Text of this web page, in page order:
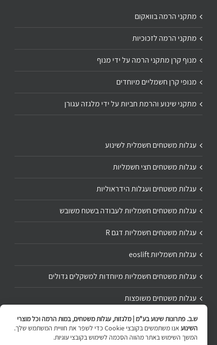
מתקני הרמה בוואקום
מתקני הרמה לזכוכיות
מנוף קרן מתקני הרמה על ידי מנוף
מנופי קרן חשמליים מיוחדים
מתקני שינוע והרמת חביות על ידי מלגזה עגורן
עגלות משטחים חשמלית לשינוע
עגלות משטחים חצי חשמליות
עגלות משטחים ועגלות הידראוליות
עגלות משטחים חשמליות לעבודה בשטח משובש
עגלות משטחים חשמליות דגם R
עגלות חשמליות eoslift
עגלות משטחים חשמליות מיוחדות למשקלים גדולים
עגלות משטחים משופצות
תיקון ושיפוץ עגלת משטחים
ש.ב. פתרונות שינוע בע"מ | מלגזות, עגלות משטחים, במות הרמה וכל מוצרי
השינוע
אנו משתמשים בקובצי Cookie כדי לשפר את חוויית המשתמש שלך.
המשך השימוש באתר מהווה הסכמה לשימוש בקובצי עוגיות.